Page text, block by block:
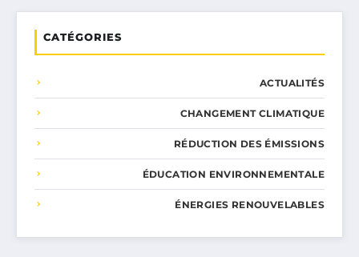
CATÉGORIES
ACTUALITÉS
CHANGEMENT CLIMATIQUE
RÉDUCTION DES ÉMISSIONS
ÉDUCATION ENVIRONNEMENTALE
ÉNERGIES RENOUVELABLES